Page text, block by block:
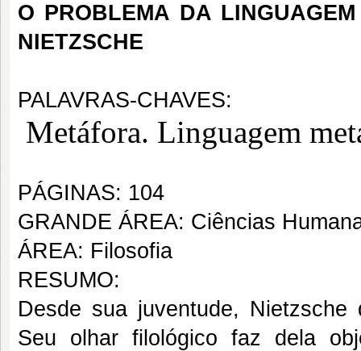
O PROBLEMA DA
NIETZSCHE
PALAVRAS-CHAVES:
Metáfora. Linguagem
PÁGINAS: 104
GRANDE ÁREA: Ciências
ÁREA: Filosofia
RESUMO:
Desde sua juventude,
Seu olhar filológico faz dela